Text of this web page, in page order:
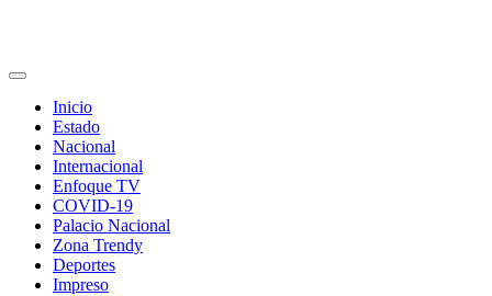
Inicio
Estado
Nacional
Internacional
Enfoque TV
COVID-19
Palacio Nacional
Zona Trendy
Deportes
Impreso